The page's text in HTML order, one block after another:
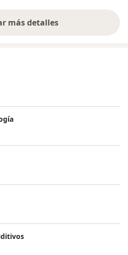
más detalles
sobre la experiencia